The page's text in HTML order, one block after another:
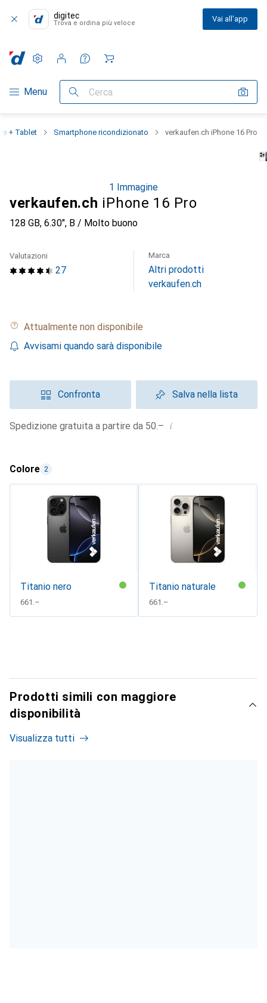
digitec
Trova e ordina più veloce Vai all'app
Categoria Navigazione
Menu Cerca
Impostazioni
Conto cliente
Liste di confronto
Liste dei desideri
Carrello
+ Tablet Smartphone ricondizionato verkaufen.ch iPhone 16 Pro
1 Immagine
verkaufen.ch iPhone 16 Pro
128 GB, 6.30", B / Molto buono
27
Valutazioni Marca
Altri prodotti
verkaufen.ch
Attualmente non disponibile
Avvisami quando sarà disponibile
Confronta Salva nella lista
Spedizione gratuita a partire da 50.– i
Colore 2
Titanio nero
CHF
661.–
Titanio naturale
CHF
661.–
Prodotti simili con maggiore
disponibilità
Visualizza tutti